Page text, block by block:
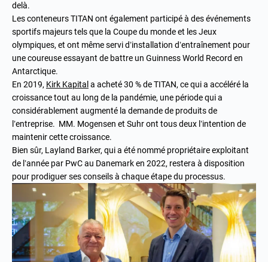
delà.
Les conteneurs TITAN ont également participé à des événements
sportifs majeurs tels que la Coupe du monde et les Jeux
olympiques, et ont même servi d’installation d’entraînement pour
unecoureuse essayant de battre un Guinness World Record en
Antarctique.
En 2019, Kirk Kapital a acheté 30 % de TITAN, ce qui a accéléré la
croissance tout au long de la pandémie, une période qui a
considérablement augmenté la demande de produits de
l’entreprise. MM. Mogensen et Suhr ont tous deux l’intention de
maintenir cette croissance.
Bien sûr, Layland Barker, qui a été nommé propriétaire exploitant
de l’année par PwC au Danemarken 2022, restera à disposition
pour prodiguer ses conseils à chaque étape du processus.